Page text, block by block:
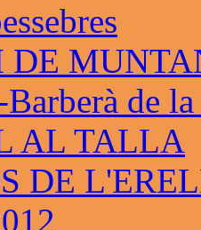
DE
de la
AL TALLA
DE